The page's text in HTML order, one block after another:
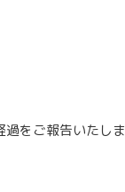
をご報告いたしま